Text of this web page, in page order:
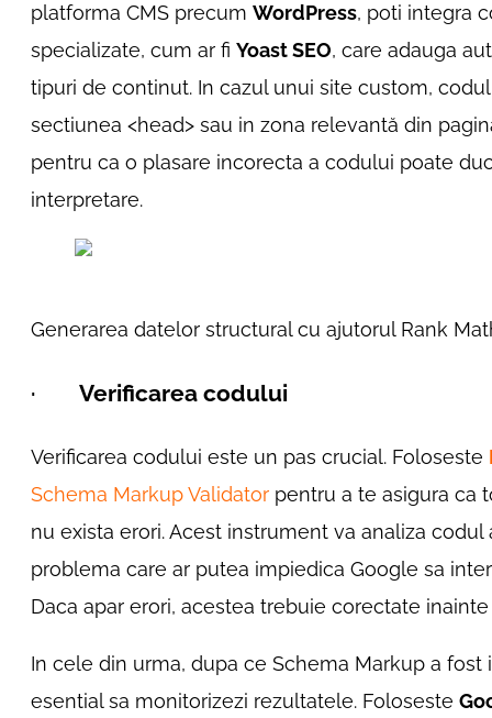
platforma CMS precumWordPress, poti integra
specializate, cum ar fiYoast SEO, care adauga
tipuri de continut. In cazul unui site custom,
sectiunea <head> sau in zona relevantă din
pentru ca o plasare incorecta a codului poate
interpretare.
Generarea datelor structural cu ajutorul Rank
·Verificarea codului
Verificarea codului este un pas crucial. Foloseste
Schema Markup Validator pentru a te asigura ca
nu exista erori. Acest instrument va analiza
problema care ar putea impiedica Google sa
Daca apar erori, acestea trebuie corectate
In cele din urma, dupa ce Schema Markup a
esential sa monitorizezi rezultatele. Foloseste